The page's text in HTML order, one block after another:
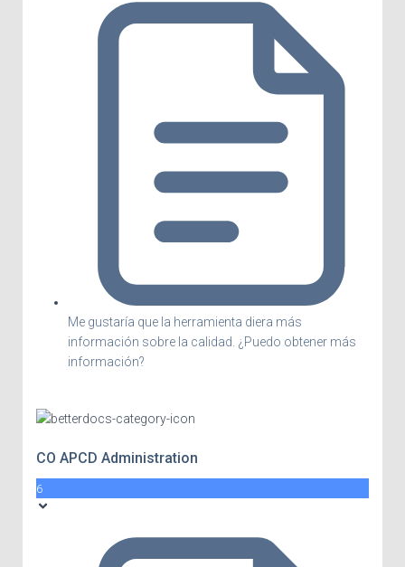
Me gustaría que la herramienta diera más
información sobre la calidad. ¿Puedo obtener más
información?
CO APCD Administration
6